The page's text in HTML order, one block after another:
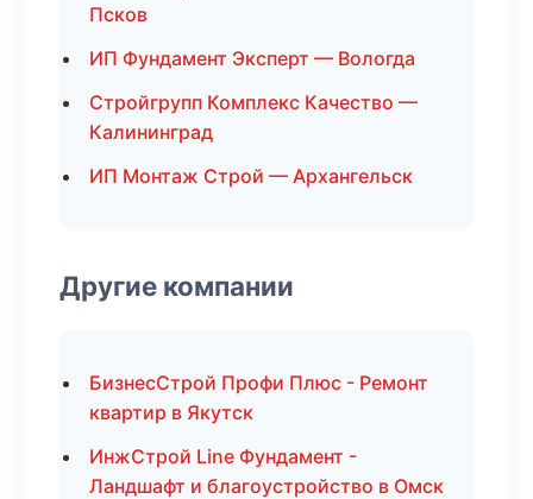
Псков
ИП Фундамент Эксперт — Вологда
Стройгрупп Комплекс Качество —
Калининград
ИП Монтаж Строй — Архангельск
Другие компании
БизнесСтрой Профи Плюс - Ремонт
квартир в Якутск
ИнжСтрой Line Фундамент -
Ландшафт и благоустройство в Омск